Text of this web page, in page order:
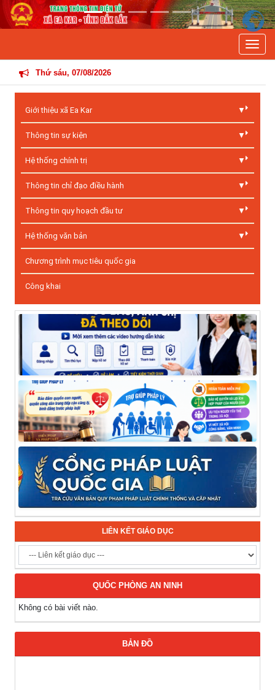
Thứ sáu, 07/08/2026
Giới thiệu xã Ea Kar
Thông tin sự kiện
Hệ thống chính trị
Thông tin chỉ đạo điều hành
Thông tin quy hoạch đầu tư
Hệ thống văn bản
Chương trình mục tiêu quốc gia
Công khai
LIÊN KẾT GIÁO DỤC
QUỐC PHÒNG AN NINH
Không có bài viết nào.
BẢN ĐỒ